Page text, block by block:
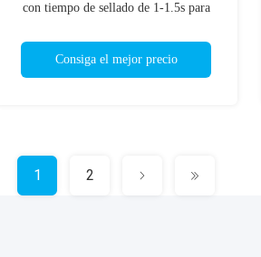
con tiempo de sellado de 1-1.5s para
Consiga el mejor precio
1 2